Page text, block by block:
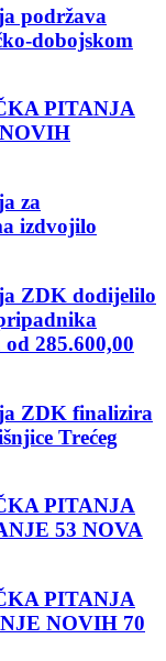
podržava
dobojskom
PITANJA
za
izdvojilo
ZDK dodijelilo
285.600,00
ZDK finalizira
Trećeg
PITANJA
53 NOVA
PITANJA
NOVIH 70